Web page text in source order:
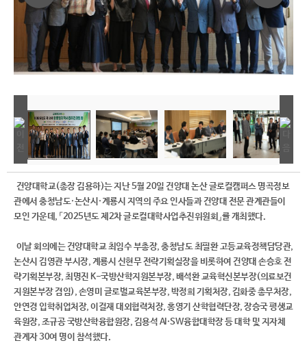
건양대학교(총장 김용하)는 지난 5월 20일 건양대 논산 글로컬캠퍼스 명곡정보
관에서 충청남도·논산시·계룡시 지역의 주요 인사들과 건양대 전문 관계관들이
모인 가운데, 「2025년도 제2차 글로컬대학사업추진위원회」를 개최했다.
이날 회의에는 건양대학교 최임수 부총장, 충청남도 최필환 고등교육정책담당관,
논산시 김영관 부시장, 계룡시 신현무 전략기획실장을 비롯하여 건양대 손승호 전
략기획본부장, 최명진 K-국방산학지원본부장, 배석환 교육혁신본부장(의료보건
지원본부장 겸임), 손영미 글로벌교육본부장, 박정희 기획처장, 김화중 총무처장,
안연경 입학취업처장, 이걸재 대외협력처장, 홍영기 산학협력단장, 장승국 평생교
육원장, 조규공 국방산학융합원장, 김용석 AI·SW융합대학장 등 대학 및 지자체
관계자 30여 명이 참석했다.